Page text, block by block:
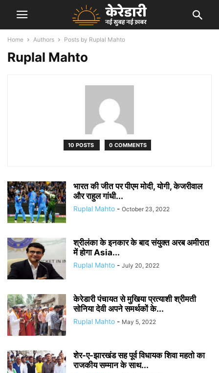
Home Authors Posts by Ruplal Mahto
Ruplal Mahto
10 POSTS 0 COMMENTS
भारत की जीत पर पीएम मोदी, योगी, केजरीवाल
और राहुल गांधी...
Ruplal Mahto - October 23, 2022
श्रीलंका के इनकार के बाद संयुक्त अरब अमीरात
में होगा Asia...
Ruplal Mahto - July 20, 2022
केरेडारी पंचायत से मुखिया प्रत्याशी श्रीमती
सोनिया देवी अपने समर्थकों के...
Ruplal Mahto - May 5, 2022
शेर-ए-झारखंड सह पूर्व विधायक शिवा महतो का
राजकीय सम्मान के साथ...